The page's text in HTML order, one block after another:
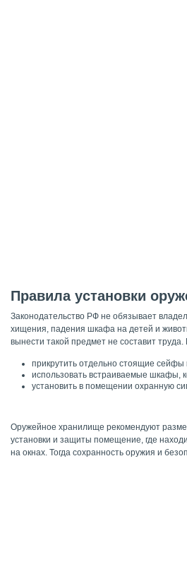
Правила установки
Законодательство РФ не обязывает
хищения, падения шкафа на детей и
вынести такой предмет не составит
прикрутить отдельно стоящие
использовать встраиваемые шкафы,
установить в помещении охранную
Оружейное хранилище рекомендуют
установки и защиты помещение, где
на окнах. Тогда сохранность оружия и